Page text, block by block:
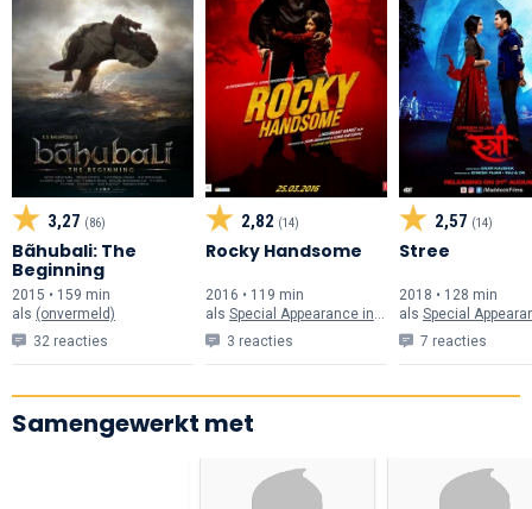
3,27 (86)
Bãhubali: The
Beginning
2015 • 159 min
als (onvermeld)
32 reacties
2,82 (14)
Rocky Handsome
2016 • 119 min
als Special Appearance in "Rock Tha Party" Song
3 reacties
2,57 (14)
Stree
2018 • 128 min
als Special Appearance in
7 reacties
Samengewerkt met